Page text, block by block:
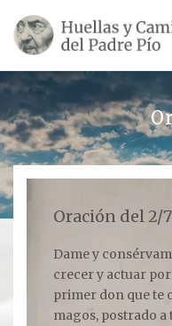
SU VIDA
Escultores
Revista «La Voz
Oración del 2/7
Dame y
crecer y actuar por
primer don que te
magos, postrado a